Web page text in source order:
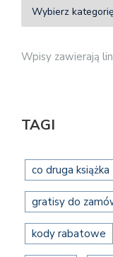
Wpisy zawierają
TAGI
co druga
gratisy do
kody rabatowe